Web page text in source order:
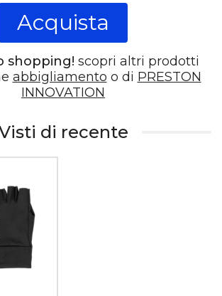
Acquista
shopping! scopri altri prodotti
abbigliamento o di PRESTON
INNOVATION
di recente